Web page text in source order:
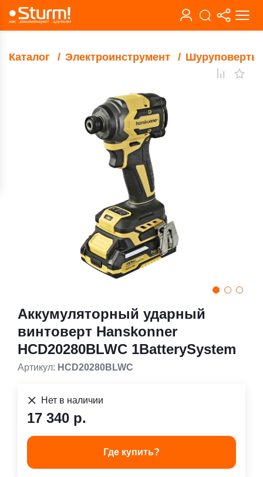
Каталог Электроинструмент Шуруповерты
Аккумуляторный ударный
винтоверт Hanskonner
HCD20280BLWC 1BatterySystem
Артикул: HCD20280BLWC
Нет в наличии
17 340 р.
Где купить?